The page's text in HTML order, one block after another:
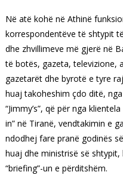
Në atë kohë në Athinë
korrespondentëve të shtypit
dhe zhvillimeve më gjerë në
të botës, gazeta, televizione,
gazetarët dhe byrotë e tyre
huaj takoheshim çdo ditë,
“Jimmy’s”, që për nga
in” në Tiranë, vendtakimin e
ndodhej fare pranë godinës
huaj dhe ministrisë së
“briefing”-un e përditshëm.